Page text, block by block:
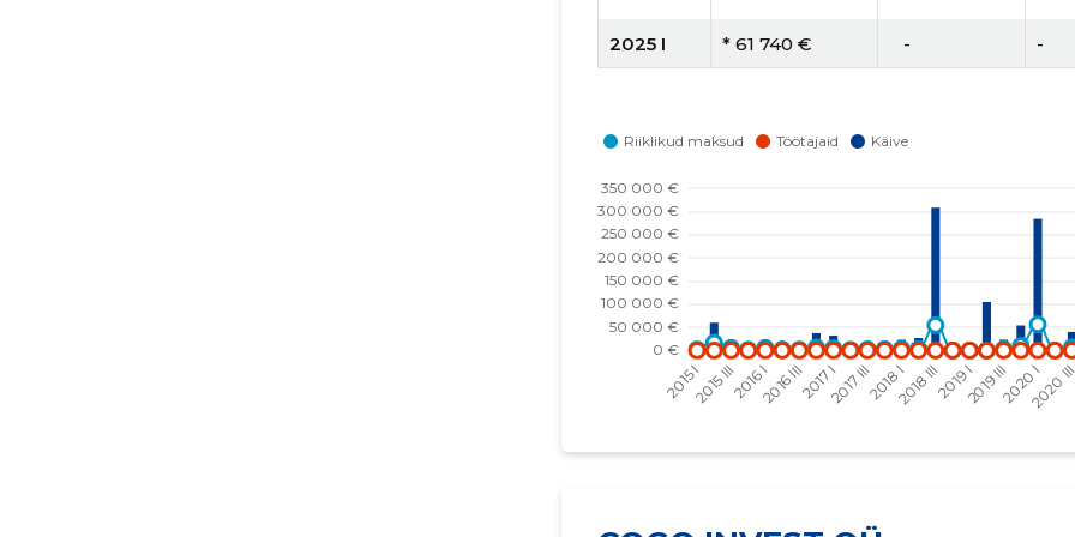
2025 I * 61 740 €
   -
-
2024 III * 180 653 €
   -
2024 II
2024 I
2023 IV
2023 III * 33 629 €
   -
-
2023 II * 20 950 €
   -
-
2023 I * 52 571 €
   -
-